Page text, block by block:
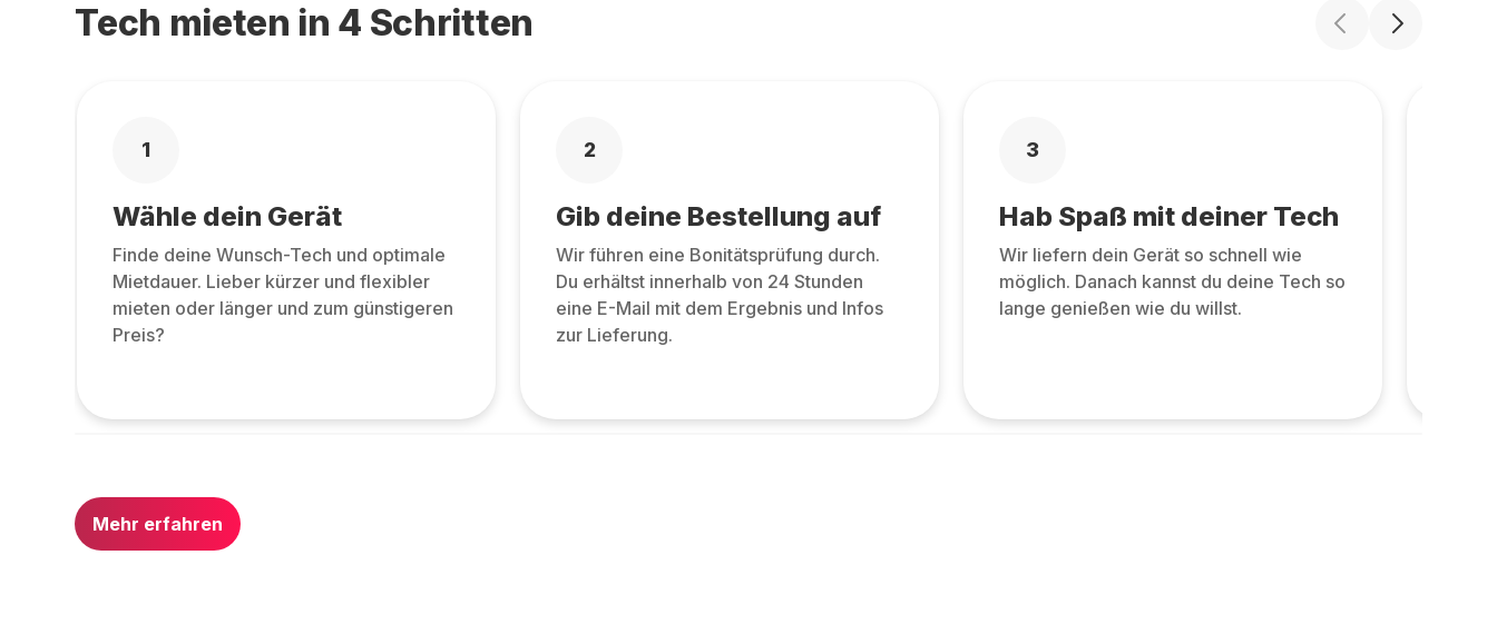
Tech mieten in 4 Schritten
1
Wähle dein Gerät
Finde deine Wunsch-Tech und optimale
Mietdauer. Lieber kürzer und flexibler
mieten oder länger und zum günstigeren
Preis?
2
Gib deine Bestellung auf
Wir führen eine Bonitätsprüfung durch.
Du erhältst innerhalb von 24 Stunden
eine E-Mail mit dem Ergebnis und Infos
zur Lieferung.
3
Hab Spaß mit deiner Tech
Wir liefern dein Gerät so schnell wie
möglich. Danach kannst du deine Tech so
lange genießen wie du willst.
Mehr erfahren